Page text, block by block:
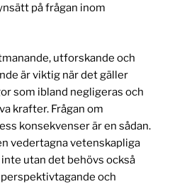
på frågan inom
utforskande och
är viktig när det gäller
som ibland negligeras och
krafter. Frågan om
konsekvenser är en sådan.
vedertagna vetenskapliga
utan det behövs också
och